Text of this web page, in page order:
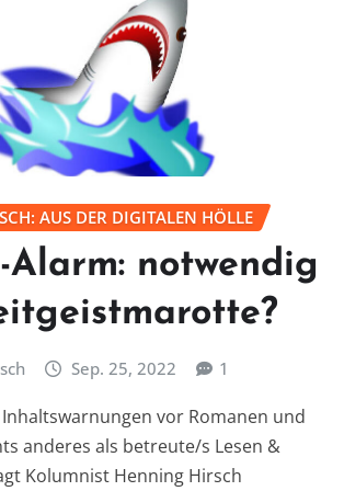
AUS DER DIGITALEN HÖLLE
notwendig
Sep. 25, 2022 1
vor Romanen und
anderes als betreute/s Lesen &
Kolumnist Henning Hirsch